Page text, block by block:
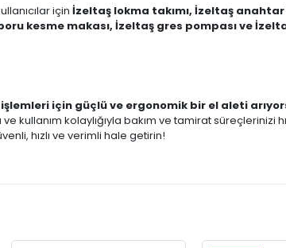
için İzeltaş lokma takımı, İzeltaş
kesme makası, İzeltaş gres pompası ve
için güçlü ve ergonomik bir el aleti
kullanım kolaylığıyla bakım ve tamirat süreçlerinizi
hızlı ve verimli hale getirin!